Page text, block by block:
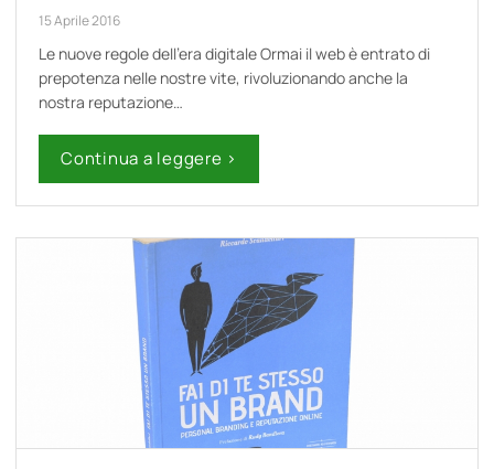
15 Aprile 2016
Le nuove regole dell'era digitale Ormai il web è entrato di
prepotenza nelle nostre vite, rivoluzionando anche la
nostra reputazione…
Continua a leggere ›